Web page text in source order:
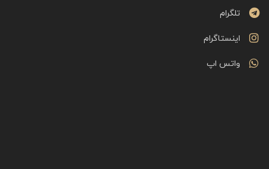
تلگرام
اینستاگرام
واتس اپ